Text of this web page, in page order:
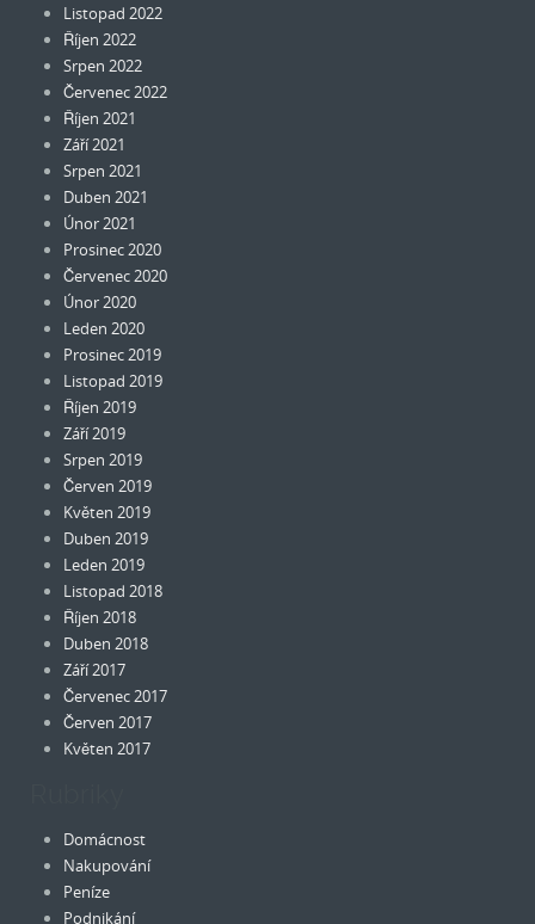
Listopad 2022
Říjen 2022
Srpen 2022
Červenec 2022
Říjen 2021
Září 2021
Srpen 2021
Duben 2021
Únor 2021
Prosinec 2020
Červenec 2020
Únor 2020
Leden 2020
Prosinec 2019
Listopad 2019
Říjen 2019
Září 2019
Srpen 2019
Červen 2019
Květen 2019
Duben 2019
Leden 2019
Listopad 2018
Říjen 2018
Duben 2018
Září 2017
Červenec 2017
Červen 2017
Květen 2017
Domácnost
Nakupování
Peníze
Podnikání